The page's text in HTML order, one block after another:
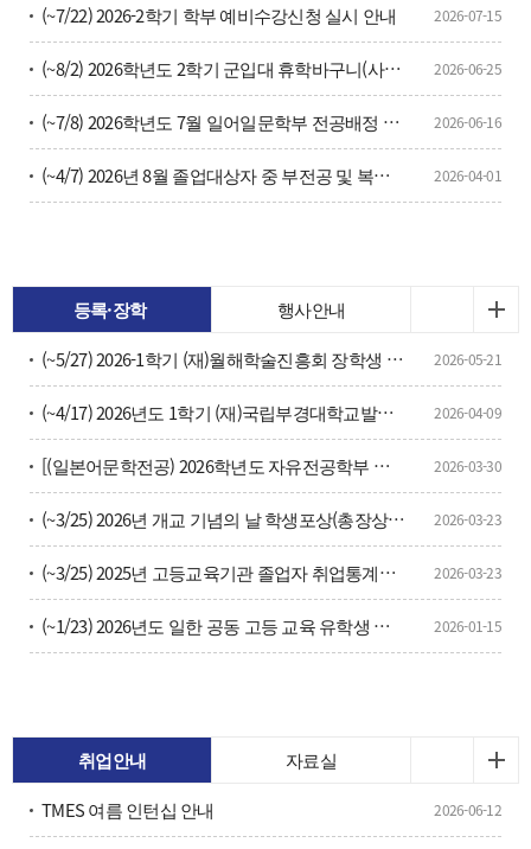
(~7/22) 2026-2학기 학부 예비수강신청 실시 안내 2026-07-15
(~8/2) 2026학년도 2학기 군입대 휴학바구니(사전휴학) 신청 안내 2026-06-25
(~7/8) 2026학년도 7월 일어일문학부 전공배정 및 변경 신청 안내 2026-06-16
(~4/7) 2026년 8월 졸업대상자 중 부전공 및 복수전공 이수자 취소 및 변경 신청 안내(해당자만 신청) 2026-04-01
등록·장학
행사안내
(~5/27) 2026-1학기 (재)월해학술진흥회 장학생 선발 추천 신청 안내
2026-05-21
(~4/17) 2026년도 1학기 (재)국립부경대학교발전기금 장선생 장학금 장학생 선발<기간연장> 2026-04-09
[(일본어문학전공) 2026학년도 자유전공학부 유형2 대학생활멘토단 선발 안내] 2026-03-30
(~3/25) 2026년 개교 기념의 날 학생포상(총장상) 대상자 선정 신청서 2026-03-23
(~3/25) 2025년 고등교육기관 졸업자 취업통계조사 업무지원 근로장학생 선발(2명) 2026-03-23
(~1/23) 2026년도 일한 공동 고등 교육 유학생 교류사업 응모 절차 및 선발 일정 (학부 1년코스) 2026-01-15
취업안내
자료실
TMES 여름 인턴십 안내
2026-06-12